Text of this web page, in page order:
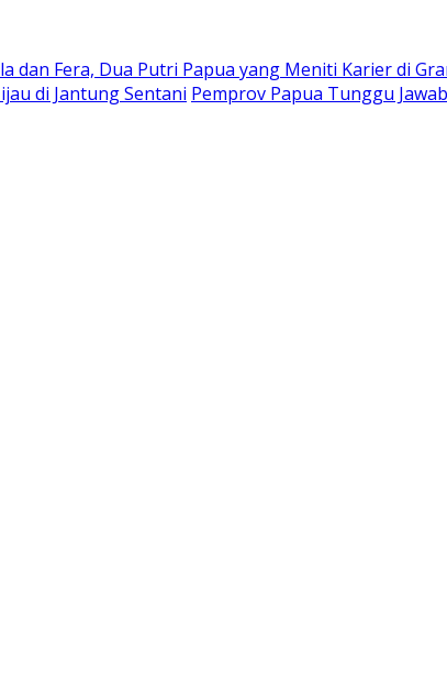
dan Fera, Dua Putri Papua yang Meniti Karier di
di Jantung Sentani Pemprov Papua Tunggu